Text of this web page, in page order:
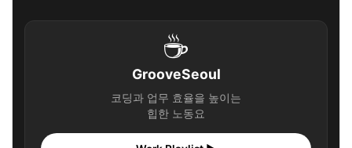
Q. 당일치기 여행 예산은 어느 정도로 잡는 게 좋을까요?
🎧 당신의 시간, 어떤 음악이 필요한가요?
나만의 주말, 서울 근교에서 특별하게 만들어요!
☕
GrooveSeoul
코딩과 업무 효율을 높이는
힙한 노동요